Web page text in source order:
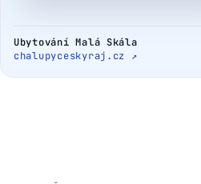
Ubytování Malá Skála
chalupyceskyraj.cz ↗